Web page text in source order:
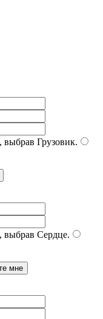
выбрав Грузовик.
выбрав Сердце.